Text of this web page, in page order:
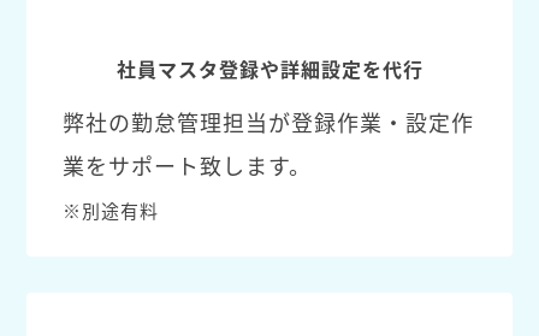
社員マスタ登録や詳細設定を代行
弊社の勤怠管理担当が登録作業・設定作
業をサポート致します。
※別途有料